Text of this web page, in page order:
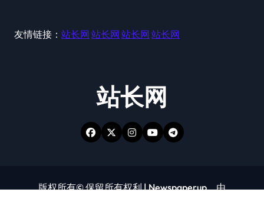
友情链接： 站长网 站长网 站长网 站长网
站长网
版权所有© 保留所有权利|Newspaperup，由